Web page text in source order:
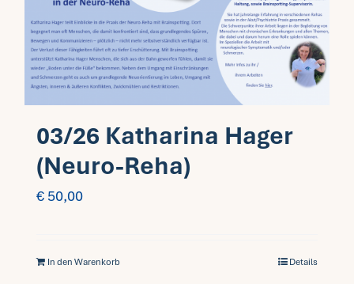
Fragen FAQ
Kontakt
Mein Account
03/26 Katharina Hager
(Neuro-Reha)
€ 50,00
In den Warenkorb Details